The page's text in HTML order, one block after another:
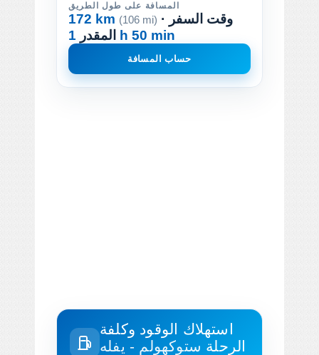
المسافة على طول الطريق
172 km (106 mi) · وقت السفر
المقدر 1 h 50 min
حساب المسافة
استهلاك الوقود وكلفة
الرحلة ستوكهولم - يفله